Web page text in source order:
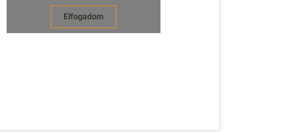
Elfogadom